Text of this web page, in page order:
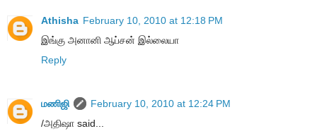
Athisha February 10, 2010 at 12:18 PM
இங்கு அனானி ஆப்சன் இல்லையா
Reply
மணிஜி
February 10, 2010 at 12:24 PM
/அதிஷா said...